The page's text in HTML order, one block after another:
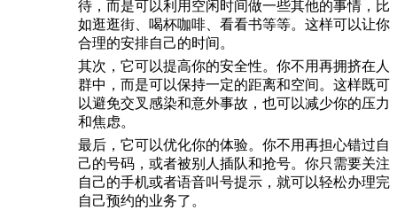
待，而是可以利用空闲时间做一些其他的事情，比
如逛逛街、喝杯咖啡、看看书等等。这样可以让你
合理的安排自己的时间。
其次，它可以提高你的安全性。你不用再拥挤在人
群中，而是可以保持一定的距离和空间。这样既可
以避免交叉感染和意外事故，也可以减少你的压力
和焦虑。
最后，它可以优化你的体验。你不用再担心错过自
己的号码，或者被别人插队和抢号。你只需要关注
自己的手机或者语音叫号提示，就可以轻松办理完
自己预约的业务了。